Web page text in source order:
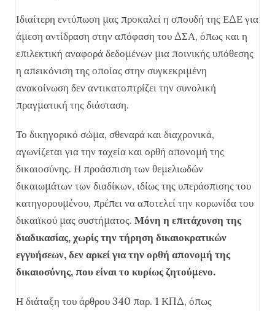
Ιδιαίτερη εντύπωση μας προκαλεί η σπουδή της ΕΔΕ για
άμεση αντίδραση στην απόφαση του ΔΣΑ, όπως και η
επιλεκτική αναφορά δεδομένων μια ποινικής υπόθεσης
η απεικόνιση της οποίας στην συγκεκριμένη
ανακοίνωση δεν αντικατοπτρίζει την συνολική
πραγματική της διάσταση.
Το δικηγορικό σώμα, σθεναρά και διαχρονικά,
αγωνίζεται για την ταχεία και ορθή απονομή της
δικαιοσύνης. Η προάσπιση των θεμελιωδών
δικαιωμάτων των διαδίκων, ιδίως της υπεράσπισης του
κατηγορουμένου, πρέπει να αποτελεί την κορωνίδα του
δικαιϊκού μας συστήματος. Μόνη η επιτάχυνση της
διαδικασίας, χωρίς την τήρηση δικαιοκρατικών
εγγυήσεων, δεν αρκεί για την ορθή απονομή της
δικαιοσύνης, που είναι το κυρίως ζητούμενο.
Η διάταξη του άρθρου 340 παρ. 1 ΚΠΔ, όπως